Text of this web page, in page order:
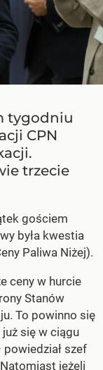
tygodniu
CPN
trzecie
gościem
była kwestia
Paliwa Niżej).
ceny w hurcie
Stanów
To powinno się
się w ciągu
powiedział szef
Natomiast jeżeli